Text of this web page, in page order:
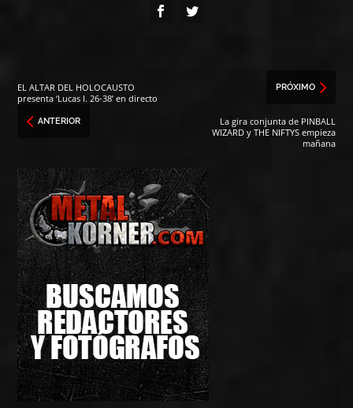
EL ALTAR DEL HOLOCAUSTO
presenta ‘Lucas I. 26​-​38’ en directo
ANTERIOR
PRÓXIMO
La gira conjunta de PINBALL
WIZARD y THE NIFTYS empieza
mañana